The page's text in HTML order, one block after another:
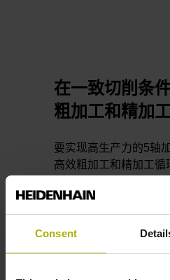
Consent
在一致切削条
粗加工和精加
要实现高生产力的5轴
高效粗加工和精加工
动计算摆线铣削中的复
同形状的型腔和凸台。
据计算器可轻松计算理